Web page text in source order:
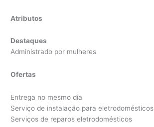
Atributos
Destaques
Administrado por mulheres
Ofertas
Entrega no mesmo dia
Serviço de instalação para eletrodomésticos
Serviços de reparos eletrodomésticos